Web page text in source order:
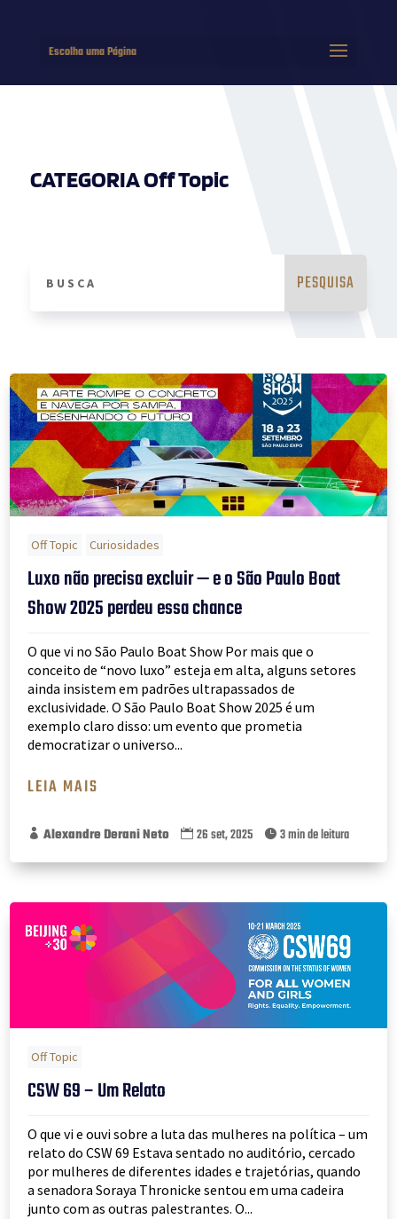
Escolha uma Página
CATEGORIA Off Topic
Off Topic Curiosidades
Luxo não precisa excluir — e o São Paulo Boat
Show 2025 perdeu essa chance
O que vi no São Paulo Boat Show Por mais que o
conceito de “novo luxo” esteja em alta, alguns setores
ainda insistem em padrões ultrapassados de
exclusividade. O São Paulo Boat Show 2025 é um
exemplo claro disso: um evento que prometia
democratizar o universo...
LEIA MAIS
 Alexandre Derani Neto  26 set, 2025  3 min de leitura
Off Topic
CSW 69 – Um Relato
O que vi e ouvi sobre a luta das mulheres na política – um
relato do CSW 69 Estava sentado no auditório, cercado
por mulheres de diferentes idades e trajetórias, quando
a senadora Soraya Thronicke sentou em uma cadeira
junto com as outras palestrantes. O...